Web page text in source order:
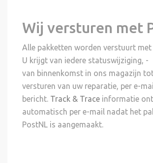
Wij versturen met
Alle pakketten worden verstuurt met
U krijgt van iedere statuswijziging, -
van binnenkomst in ons magazijn
versturen van uw reparatie, per e-
bericht. Track & Trace informatie
automatisch per e-mail nadat het
PostNL is aangemaakt.